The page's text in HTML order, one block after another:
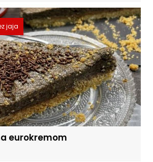
jaja
eurokremom